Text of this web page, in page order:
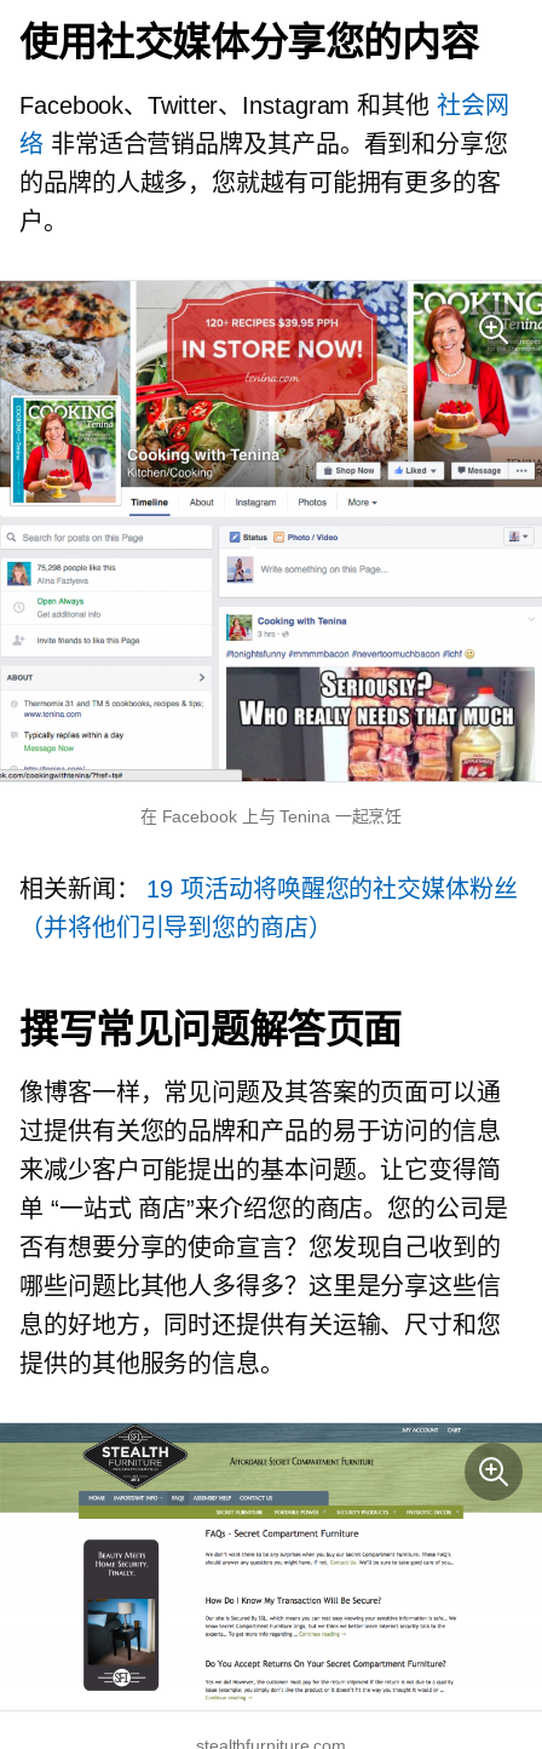
使用社交媒体分享您的内容
Facebook、Twitter、Instagram 和其他 社会网
络非常适合营销品牌及其产品。看到和分享您
的品牌的人越多，您就越有可能拥有更多的客
户。
在 Facebook 上与 Tenina 一起烹饪
相关新闻： 19 项活动将唤醒您的社交媒体粉丝
（并将他们引导到您的商店）
撰写常见问题解答页面
像博客一样，常见问题及其答案的页面可以通
过提供有关您的品牌和产品的易于访问的信息
来减少客户可能提出的基本问题。让它变得简
单 “一站式商店”来介绍您的商店。您的公司是
否有想要分享的使命宣言？您发现自己收到的
哪些问题比其他人多得多？这里是分享这些信
息的好地方，同时还提供有关运输、尺寸和您
提供的其他服务的信息。